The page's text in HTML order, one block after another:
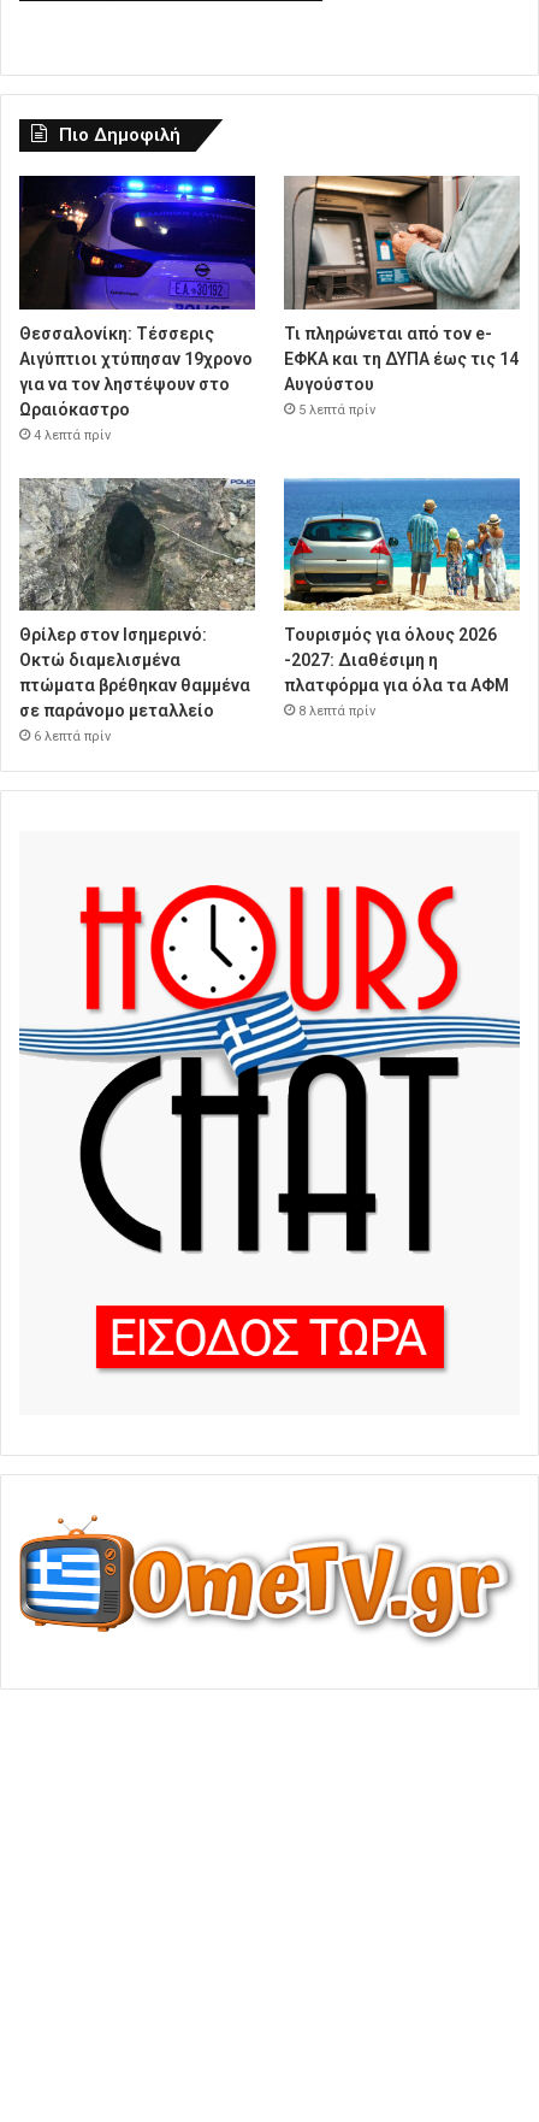
Πιο Δημοφιλή
Θεσσαλονίκη: Τέσσερις
Αιγύπτιοι χτύπησαν 19χρονο
για να τον ληστέψουν στο
Ωραιόκαστρο
4 λεπτά πρίν
Τι πληρώνεται από τον e-
ΕΦΚΑ και τη ΔΥΠΑ έως τις 14
Αυγούστου
5 λεπτά πρίν
Θρίλερ στον Ισημερινό:
Οκτώ διαμελισμένα
πτώματα βρέθηκαν θαμμένα
σε παράνομο μεταλλείο
6 λεπτά πρίν
Τουρισμός για όλους 2026
-2027: Διαθέσιμη η
πλατφόρμα για όλα τα ΑΦΜ
8 λεπτά πρίν